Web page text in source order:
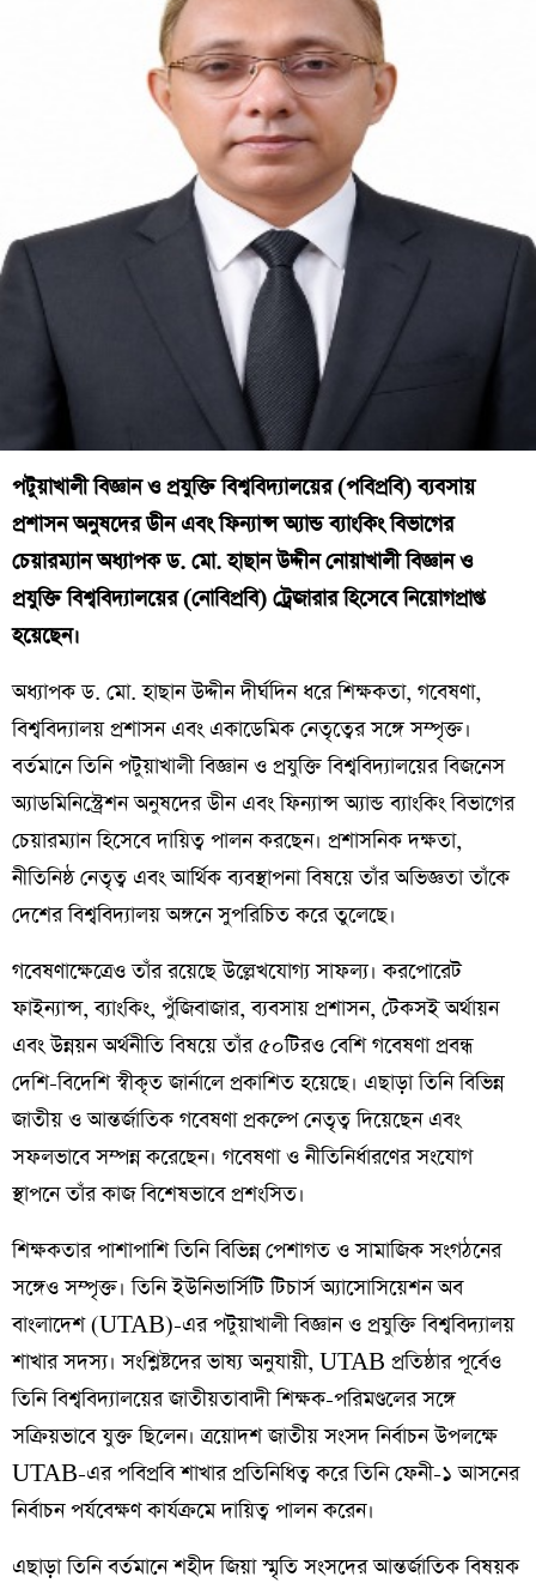
পটুয়াখালী বিজ্ঞান ও প্রযুক্তি বিশ্ববিদ্যালয়ের (পবিপ্রবি) ব্যবসায়
প্রশাসন অনুষদের ডীন এবং ফিন্যান্স অ্যান্ড ব্যাংকিং বিভাগের
চেয়ারম্যান অধ্যাপক ড. মো. হাছান উদ্দীন নোয়াখালী বিজ্ঞান ও
প্রযুক্তি বিশ্ববিদ্যালয়ের (নোবিপ্রবি) ট্রেজারার হিসেবে নিয়োগপ্রাপ্ত
হয়েছেন।
অধ্যাপক ড. মো. হাছান উদ্দীন দীর্ঘদিন ধরে শিক্ষকতা, গবেষণা,
বিশ্ববিদ্যালয় প্রশাসন এবং একাডেমিক নেতৃত্বের সঙ্গে সম্পৃক্ত।
বর্তমানে তিনি পটুয়াখালী বিজ্ঞান ও প্রযুক্তি বিশ্ববিদ্যালয়ের বিজনেস
অ্যাডমিনিস্ট্রেশন অনুষদের ডীন এবং ফিন্যান্স অ্যান্ড ব্যাংকিং বিভাগের
চেয়ারম্যান হিসেবে দায়িত্ব পালন করছেন। প্রশাসনিক দক্ষতা,
নীতিনিষ্ঠ নেতৃত্ব এবং আর্থিক ব্যবস্থাপনা বিষয়ে তাঁর অভিজ্ঞতা তাঁকে
দেশের বিশ্ববিদ্যালয় অঙ্গনে সুপরিচিত করে তুলেছে।
গবেষণাক্ষেত্রেও তাঁর রয়েছে উল্লেখযোগ্য সাফল্য। করপোরেট
ফাইন্যান্স, ব্যাংকিং, পুঁজিবাজার, ব্যবসায় প্রশাসন, টেকসই অর্থায়ন
এবং উন্নয়ন অর্থনীতি বিষয়ে তাঁর ৫০টিরও বেশি গবেষণা প্রবন্ধ
দেশি-বিদেশি স্বীকৃত জার্নালে প্রকাশিত হয়েছে। এছাড়া তিনি বিভিন্ন
জাতীয় ও আন্তর্জাতিক গবেষণা প্রকল্পে নেতৃত্ব দিয়েছেন এবং
সফলভাবে সম্পন্ন করেছেন। গবেষণা ও নীতিনির্ধারণের সংযোগ
স্থাপনে তাঁর কাজ বিশেষভাবে প্রশংসিত।
শিক্ষকতার পাশাপাশি তিনি বিভিন্ন পেশাগত ও সামাজিক সংগঠনের
সঙ্গেও সম্পৃক্ত। তিনি ইউনিভার্সিটি টিচার্স অ্যাসোসিয়েশন অব
বাংলাদেশ (UTAB)-এর পটুয়াখালী বিজ্ঞান ও প্রযুক্তি বিশ্ববিদ্যালয়
শাখার সদস্য। সংশ্লিষ্টদের ভাষ্য অনুযায়ী, UTAB প্রতিষ্ঠার পূর্বেও
তিনি বিশ্ববিদ্যালয়ের জাতীয়তাবাদী শিক্ষক-পরিমণ্ডলের সঙ্গে
সক্রিয়ভাবে যুক্ত ছিলেন। ত্রয়োদশ জাতীয় সংসদ নির্বাচন উপলক্ষে
UTAB-এর পবিপ্রবি শাখার প্রতিনিধিত্ব করে তিনি ফেনী-১ আসনের
নির্বাচন পর্যবেক্ষণ কার্যক্রমে দায়িত্ব পালন করেন।
এছাড়া তিনি বর্তমানে শহীদ জিয়া স্মৃতি সংসদের আন্তর্জাতিক বিষয়ক